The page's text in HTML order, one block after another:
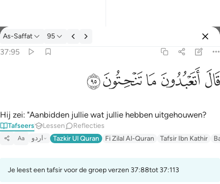
Tafseer: As-Saffat 37:95
As-Saffat 95
37:95
ﲟﲠﲡﲢﲣ
Hij zei: "Aanbidden jullie wat jullie hebben uitgehouwen?
Tafseers Lessen Reflecties
Aa اردو Tazkir Ul Quran Fi Zilal Al-Quran Tafsir Ibn Kathir
Je leest een tafsir voor de groep verzen 37:88tot 37:113